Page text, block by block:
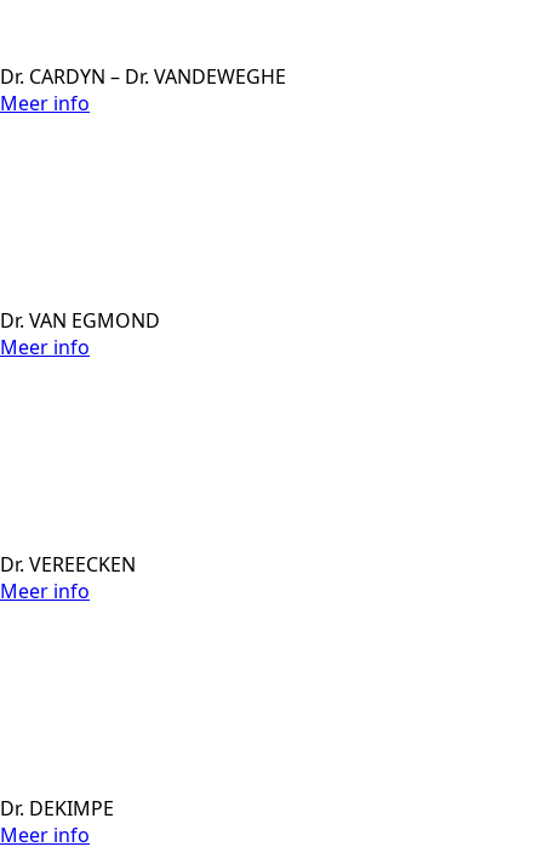
Dr. CARDYN – Dr. VANDEWEGHE
Meer info
Dr. VAN EGMOND
Meer info
Dr. VEREECKEN
Meer info
Dr. DEKIMPE
Meer info